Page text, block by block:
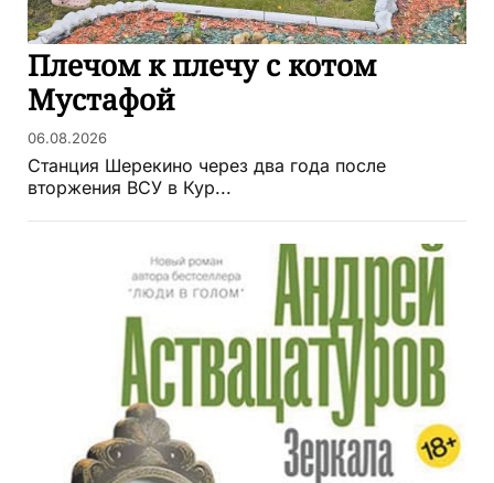
Плечом к плечу с котом
Мустафой
06.08.2026
Станция Шерекино через два года после
вторжения ВСУ в Кур...